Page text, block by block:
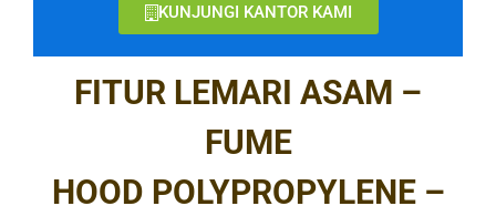
KUNJUNGI KANTOR KAMI
FITUR LEMARI ASAM –
FUME
HOOD POLYPROPYLENE –